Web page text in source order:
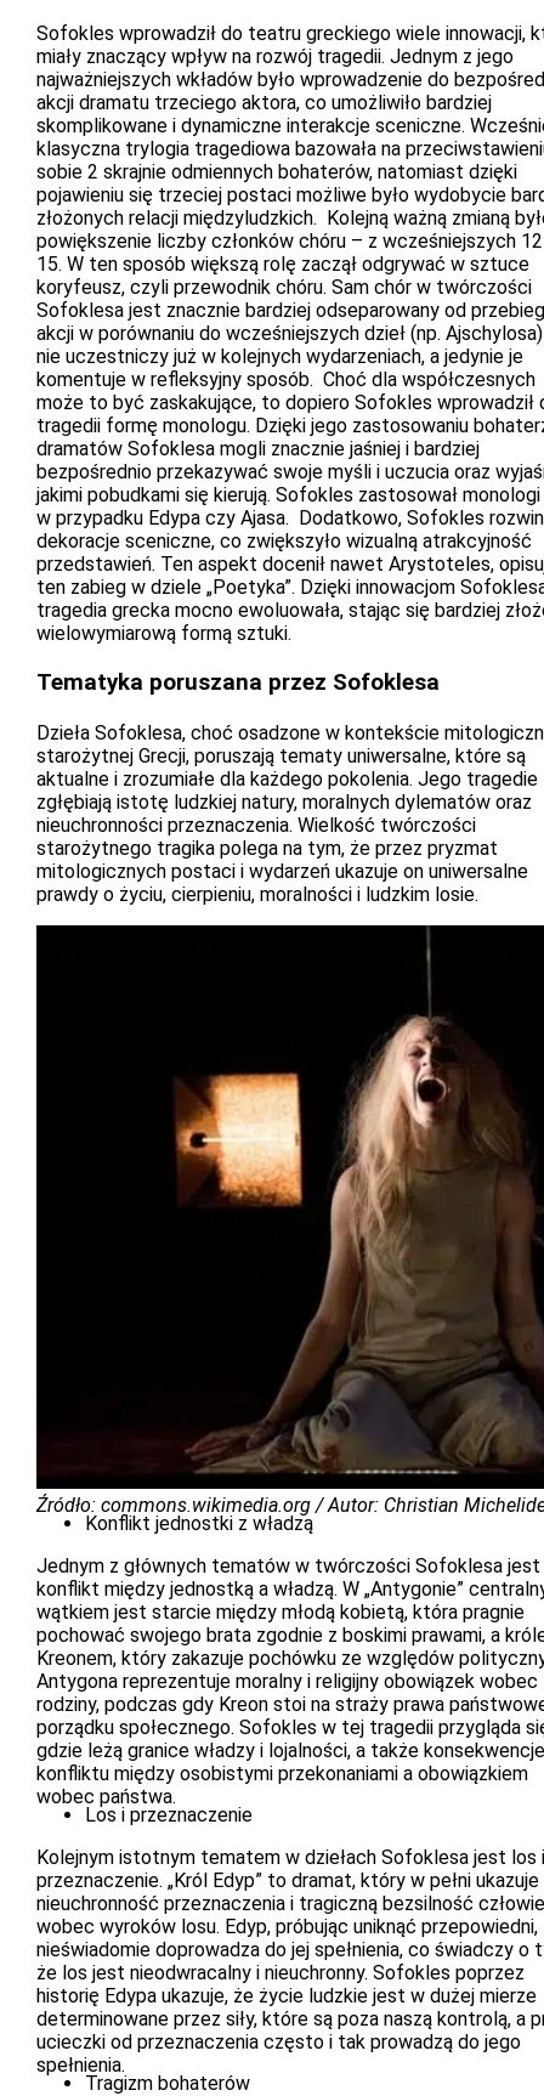
Sofokles wprowadził do teatru greckiego wiele innowacji,
miały znaczący wpływ na rozwój tragedii. Jednym z jego
najważniejszych wkładów było wprowadzenie do
akcji dramatu trzeciego aktora, co umożliwiło bardziej
skomplikowane i dynamiczne interakcje sceniczne.
klasyczna trylogia tragediowa bazowała na
sobie 2 skrajnie odmiennych bohaterów, natomiast dzięki
pojawieniu się trzeciej postaci możliwe było wydobycie
złożonych relacji międzyludzkich. Kolejną ważną zmianą
powiększenie liczby członków chóru – z wcześniejszych
15. W ten sposób większą rolę zaczął odgrywać w sztuce
koryfeusz, czyli przewodnik chóru. Sam chór w twórczości
Sofoklesa jest znacznie bardziej odseparowany od
akcji w porównaniu do wcześniejszych dzieł (np.
nie uczestniczy już w kolejnych wydarzeniach, a jedynie je
komentuje w refleksyjny sposób. Choć dla współczesnych
może to być zaskakujące, to dopiero Sofokles wprowadził
tragedii formę monologu. Dzięki jego zastosowaniu
dramatów Sofoklesa mogli znacznie jaśniej i bardziej
bezpośrednio przekazywać swoje myśli i uczucia oraz
jakimi pobudkami się kierują. Sofokles zastosował monologi
w przypadku Edypa czy Ajasa. Dodatkowo, Sofokles
dekoracje sceniczne, co zwiększyło wizualną atrakcyjność
przedstawień. Ten aspekt docenił nawet Arystoteles,
ten zabieg w dziele „Poetyka”. Dzięki innowacjom
tragedia grecka mocno ewoluowała, stając się bardziej
wielowymiarową formą sztuki.
Tematyka poruszana przez Sofoklesa
Dzieła Sofoklesa, choć osadzone w kontekście
starożytnej Grecji, poruszają tematy uniwersalne, które są
aktualne i zrozumiałe dla każdego pokolenia. Jego tragedie
zgłębiają istotę ludzkiej natury, moralnych dylematów oraz
nieuchronności przeznaczenia. Wielkość twórczości
starożytnego tragika polega na tym, że przez pryzmat
mitologicznych postaci i wydarzeń ukazuje on uniwersalne
prawdy o życiu, cierpieniu, moralności i ludzkim losie.
Źródło: commons.wikimedia.org / Autor: Christian
Konflikt jednostki z władzą
Jednym z głównych tematów w twórczości Sofoklesa jest
konflikt między jednostką a władzą. W „Antygonie”
wątkiem jest starcie między młodą kobietą, która pragnie
pochować swojego brata zgodnie z boskimi prawami, a
Kreonem, który zakazuje pochówku ze względów
Antygona reprezentuje moralny i religijny obowiązek wobec
rodziny, podczas gdy Kreon stoi na straży prawa
porządku społecznego. Sofokles w tej tragedii przygląda
gdzie leżą granice władzy i lojalności, a także konsekwencje
konfliktu między osobistymi przekonaniami a obowiązkiem
wobec państwa.
Los i przeznaczenie
Kolejnym istotnym tematem w dziełach Sofoklesa jest los i
przeznaczenie. „Król Edyp” to dramat, który w pełni ukazuje
nieuchronność przeznaczenia i tragiczną bezsilność
wobec wyroków losu. Edyp, próbując uniknąć przepowiedni,
nieświadomie doprowadza do jej spełnienia, co świadczy o
że los jest nieodwracalny i nieuchronny. Sofokles poprzez
historię Edypa ukazuje, że życie ludzkie jest w dużej mierze
determinowane przez siły, które są poza naszą kontrolą, a
ucieczki od przeznaczenia często i tak prowadzą do jego
spełnienia.
Tragizm bohaterów